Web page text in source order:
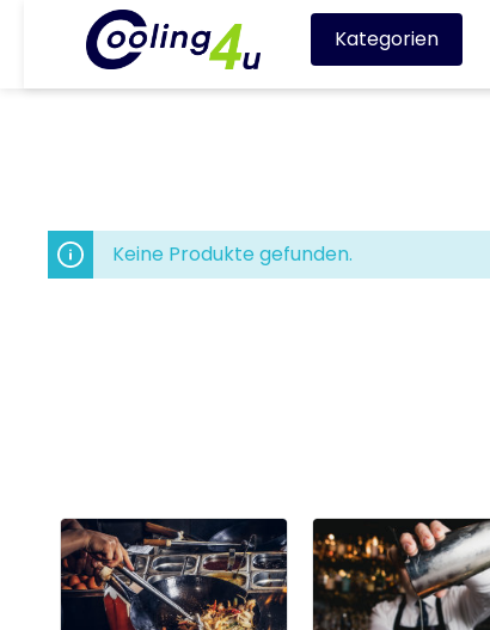
Kategorien
Keine Produkte gefunden.